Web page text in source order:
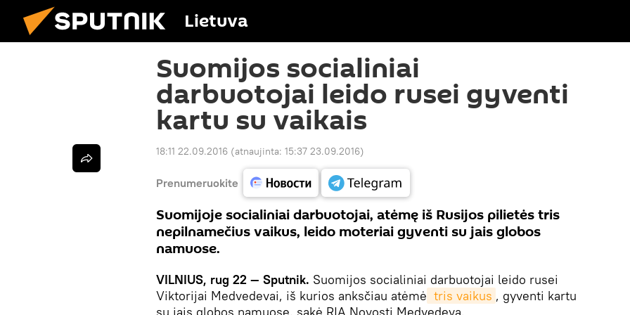
Lietuva
Suomijos socialiniai
darbuotojai leido rusei gyventi
kartu su vaikais
18:11 22.09.2016 (atnaujinta: 15:37 23.09.2016)
Prenumeruokite
Suomijoje socialiniai darbuotojai, atėmę iš Rusijos pilietės tris
nepilnamečius vaikus, leido moteriai gyventi su jais globos
namuose.
VILNIUS, rug 22 — Sputnik. Suomijos socialiniai darbuotojai leido rusei
Viktorijai Medvedevai, iš kurios anksčiau atėmė tris vaikus , gyventi kartu